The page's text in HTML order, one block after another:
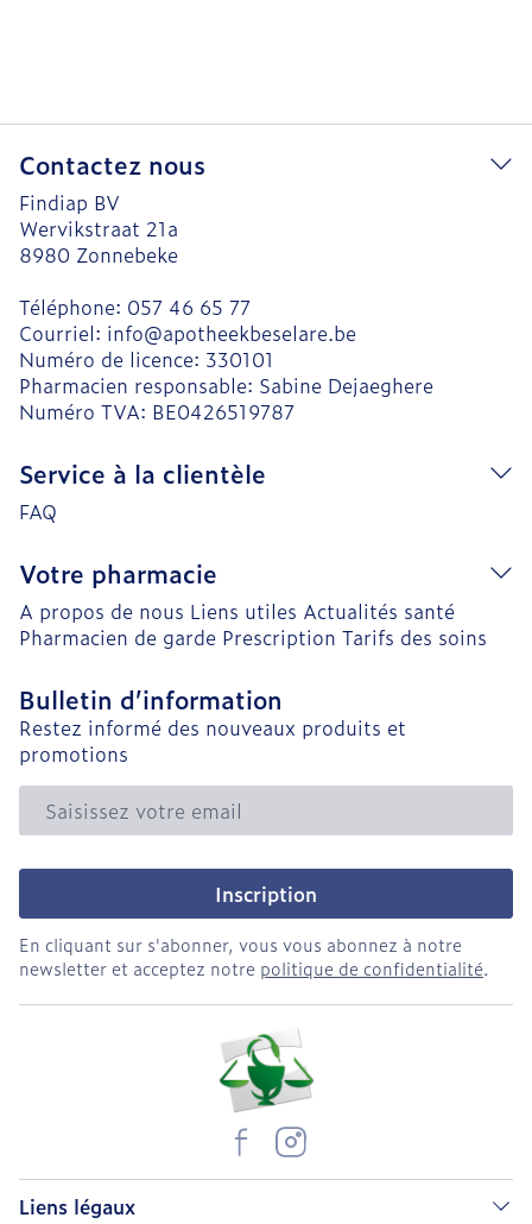
Contactez nous
Findiap BV
Wervikstraat 21a
8980 Zonnebeke
Téléphone: 057 46 65 77
Courriel: info@apotheekbeselare.be
Numéro de licence: 330101
Pharmacien responsable: Sabine Dejaeghere
Numéro TVA: BE0426519787
Service à la clientèle
FAQ
Votre pharmacie
A propos de nous Liens utiles Actualités santé
Pharmacien de garde Prescription Tarifs des soins
Bulletin d’information
Restez informé des nouveaux produits et
promotions
Adresse mail
Inscription
En cliquant sur s'abonner, vous vous abonnez à notre
newsletter et acceptez notre politique de confidentialité.
Liens légaux